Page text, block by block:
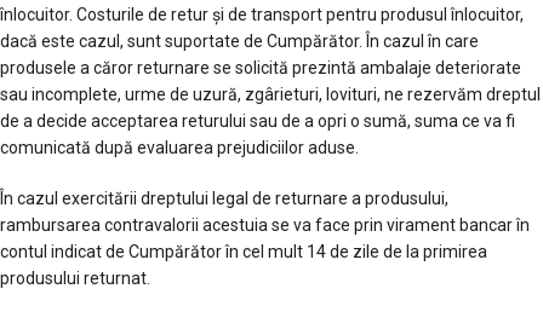
înlocuitor. Costurile de retur și de transport pentru produsul înlocuitor,
dacă este cazul, sunt suportate de Cumpărător. În cazul în care
produsele a căror returnare se solicită prezintă ambalaje deteriorate
sau incomplete, urme de uzură, zgârieturi, lovituri, ne rezervăm dreptul
de a decide acceptarea returului sau de a opri o sumă, suma ce va fi
comunicată după evaluarea prejudiciilor aduse.
În cazul exercitării dreptului legal de returnare a produsului,
rambursarea contravalorii acestuia se va face prin virament bancar în
contul indicat de Cumpărător în cel mult 14 de zile de la primirea
produsului returnat.